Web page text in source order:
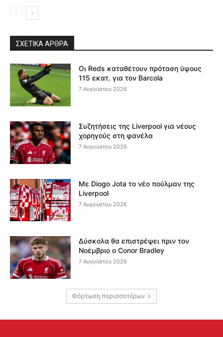
ΣΧΕΤΙΚΆ ΆΡΘΡΑ
Οι Reds καταθέτουν πρόταση ύψους
115 εκατ. για τον Barcola
7 Αυγούστου 2026
Συζητήσεις της Liverpool για νέους
χορηγούς στη φανέλα
7 Αυγούστου 2026
Με Diogo Jota το νέο πούλμαν της
Liverpool
7 Αυγούστου 2026
Δύσκολα θα επιστρέψει πριν τον
Νοέμβριο ο Conor Bradley
7 Αυγούστου 2026
Φόρτωση περισσοτέρων